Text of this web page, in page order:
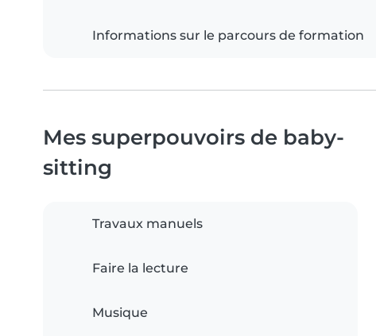
Informations sur le parcours de formation
Mes superpouvoirs de baby-
sitting
Travaux manuels
Faire la lecture
Musique